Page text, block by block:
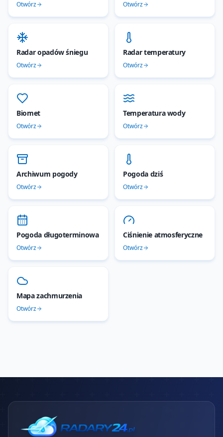
Otwórz Otwórz
Radar opadów śniegu
Otwórz
Radar temperatury
Otwórz
Biomet
Otwórz
Temperatura wody
Otwórz
Archiwum pogody
Otwórz
Pogoda dziś
Otwórz
Pogoda długoterminowa
Otwórz
Ciśnienie atmosferyczne
Otwórz
Mapa zachmurzenia
Otwórz